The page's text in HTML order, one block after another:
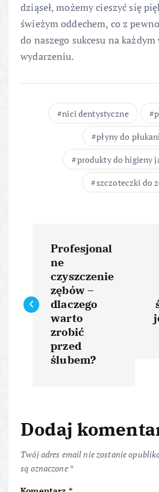
dziąseł, możemy cieszyć się
świeżym oddechem, co z
do naszego sukcesu na
wydarzeniu.
nici dentystyczne
płyny do
produkty do higieny
szczoteczki do
w
c
j
a
Profesjonal
ne
czyszczenie
zębów –
dlaczego
warto
zrobić
przed
ślubem?
Dodaj
Twój adres email nie zostanie
są oznaczone *